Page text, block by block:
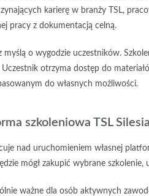
karierę w branży TSL,
pracy z dokumentacją celną.
myślą o wygodzie uczestników.
Uczestnik otrzyma dostęp do
do własnych możliwości.
szkoleniowa TSL
nad uruchomieniem własnej
mógł zakupić wybrane
ważne dla osób aktywnych